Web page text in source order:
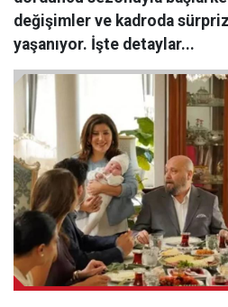
değişimler ve kadroda
yaşanıyor. İşte detaylar...